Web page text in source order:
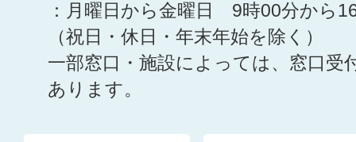
：月曜日から金曜日 9時00分から
（祝日・休日・年末年始を除く）
一部窓口・施設によっては、窓口受
あります。